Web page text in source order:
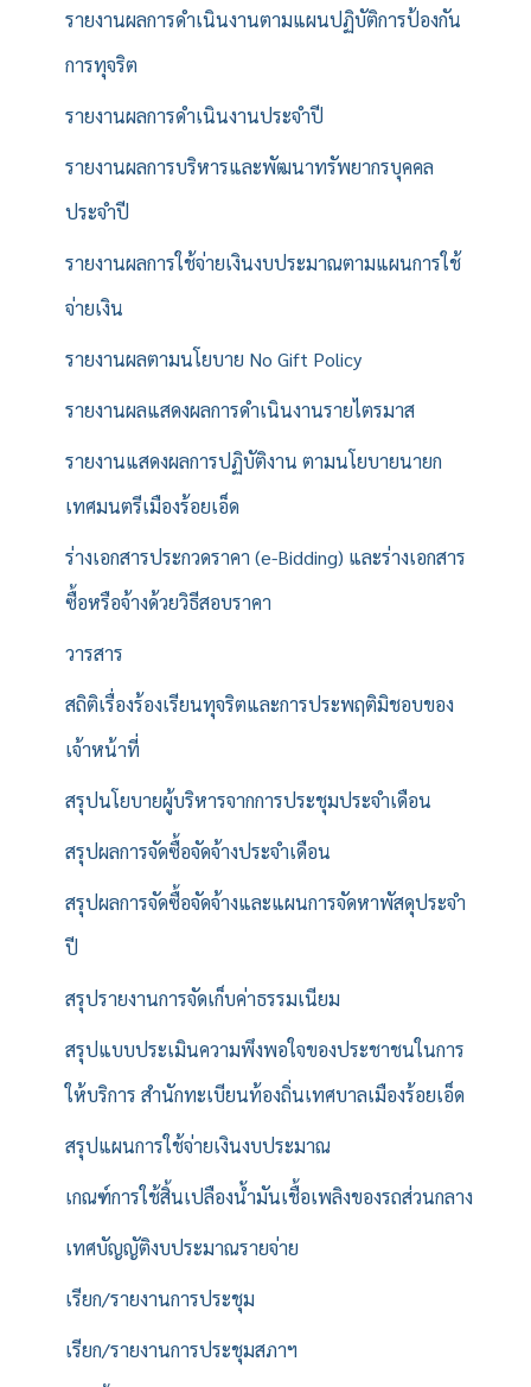
รายงานผลการดำเนินงานตามแผนปฏิบัติการป้องกัน
การทุจริต
รายงานผลการดำเนินงานประจำปี
รายงานผลการบริหารและพัฒนาทรัพยากรบุคคล
ประจำปี
รายงานผลการใช้จ่ายเงินงบประมาณตามแผนการใช้
จ่ายเงิน
รายงานผลตามนโยบาย No Gift Policy
รายงานผลแสดงผลการดำเนินงานรายไตรมาส
รายงานแสดงผลการปฏิบัติงาน ตามนโยบายนายก
เทศมนตรีเมืองร้อยเอ็ด
ร่างเอกสารประกวดราคา (e-Bidding) และร่างเอกสาร
ซื้อหรือจ้างด้วยวิธีสอบราคา
วารสาร
สถิติเรื่องร้องเรียนทุจริตและการประพฤติมิชอบของ
เจ้าหน้าที่
สรุปนโยบายผู้บริหารจากการประชุมประจำเดือน
สรุปผลการจัดซื้อจัดจ้างประจำเดือน
สรุปผลการจัดซื้อจัดจ้างและแผนการจัดหาพัสดุประจำ
ปี
สรุปรายงานการจัดเก็บค่าธรรมเนียม
สรุปแบบประเมินความพึงพอใจของประชาชนในการ
ให้บริการ สำนักทะเบียนท้องถิ่นเทศบาลเมืองร้อยเอ็ด
สรุปแผนการใช้จ่ายเงินงบประมาณ
เกณฑ์การใช้สิ้นเปลืองน้ำมันเชื้อเพลิงของรถส่วนกลาง
เทศบัญญัติงบประมาณรายจ่าย
เรียก/รายงานการประชุม
เรียก/รายงานการประชุมสภาฯ